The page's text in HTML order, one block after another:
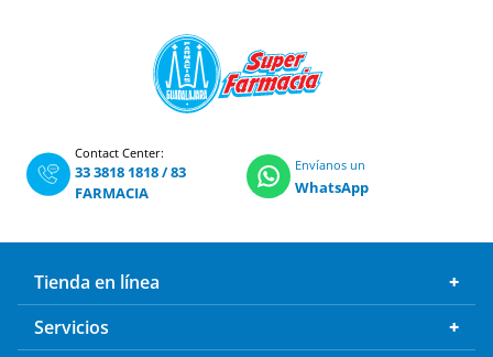
Contact Center:
33 3818 1818/83
FARMACIA
Envíanos un
WhatsApp
Tienda en línea
Servicios